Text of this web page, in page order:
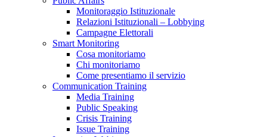
Monitoraggio Istituzionale
Relazioni Istituzionali – Lobbying
Campagne Elettorali
Smart Monitoring
Cosa monitoriamo
Chi monitoriamo
Come presentiamo il servizio
Communication Training
Media Training
Public Speaking
Crisis Training
Issue Training